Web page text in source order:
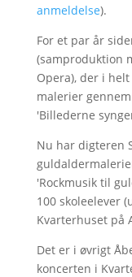
anmeldelse).
For et par år
(samproduktion
Opera), der i
malerier
'Billederne
Nu har digteren
'Rockmusik til
100 skoleelever
Kvarterhuset på
Det er i øvrigt
koncerten i